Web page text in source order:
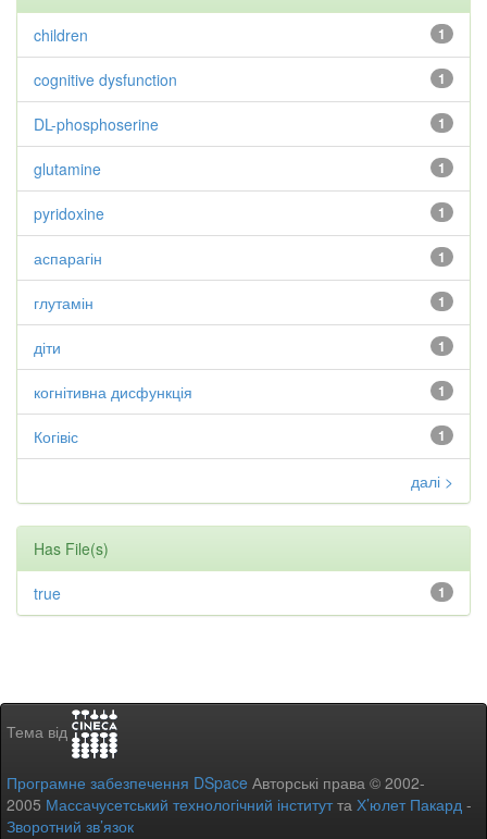
1
children
1
cognitive dysfunction
1
DL-phosphoserine
1
glutamine
1
pyridoxine
1
аспарагін
1
глутамін
1
діти
1
когнітивна дисфункція
1
Когівіс
далі >
Has File(s)
1
true
Тема від
Програмне забезпечення DSpace Авторські права © 2002-
2005 Массачусетський технологічний інститутта Х’юлет Пакард -
Зворотний зв’язок